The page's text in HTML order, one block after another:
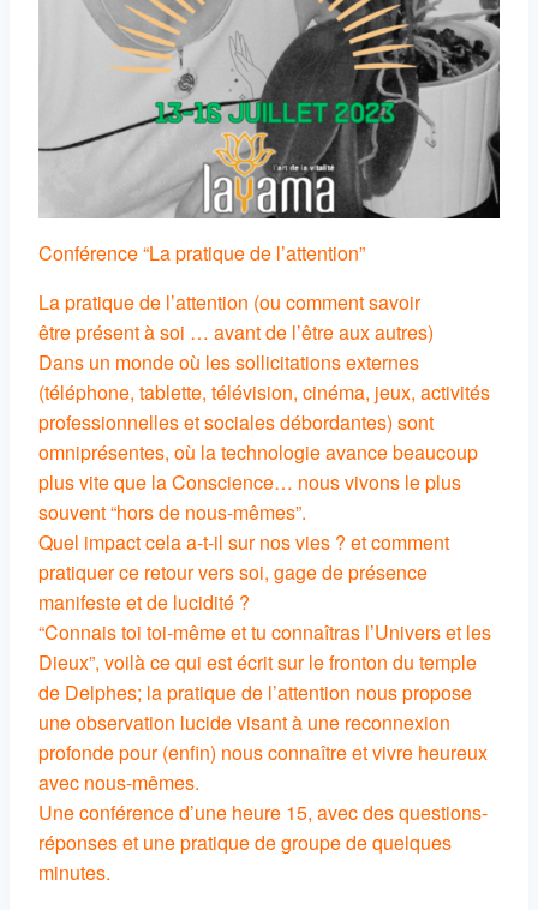
Conférence “La pratique de l’attention”
La pratique de l’attention (ou comment savoir
être présent à soi … avant de l’être aux autres)
Dans un monde où les sollicitations externes
(téléphone, tablette, télévision, cinéma, jeux, activités
professionnelles et sociales débordantes) sont
omniprésentes, où la technologie avance beaucoup
plus vite que la Conscience… nous vivons le plus
souvent “hors de nous-mêmes”.
Quel impact cela a-t-il sur nos vies ? et comment
pratiquer ce retour vers soi, gage de présence
manifeste et de lucidité ?
“Connais toi toi-même et tu connaîtras l’Univers et les
Dieux”, voilà ce qui est écrit sur le fronton du temple
de Delphes; la pratique de l’attention nous propose
une observation lucide visant à une reconnexion
profonde pour (enfin) nous connaître et vivre heureux
avec nous-mêmes.
Une conférence d’une heure 15, avec des questions-
réponses et une pratique de groupe de quelques
minutes.